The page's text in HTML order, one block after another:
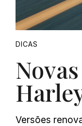
DICAS
Versões